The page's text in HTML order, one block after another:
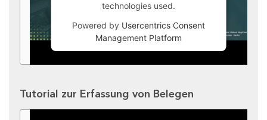
technologies used.
Powered by Usercentrics Consent
Management Platform
Tutorial zur Erfassung von Belegen